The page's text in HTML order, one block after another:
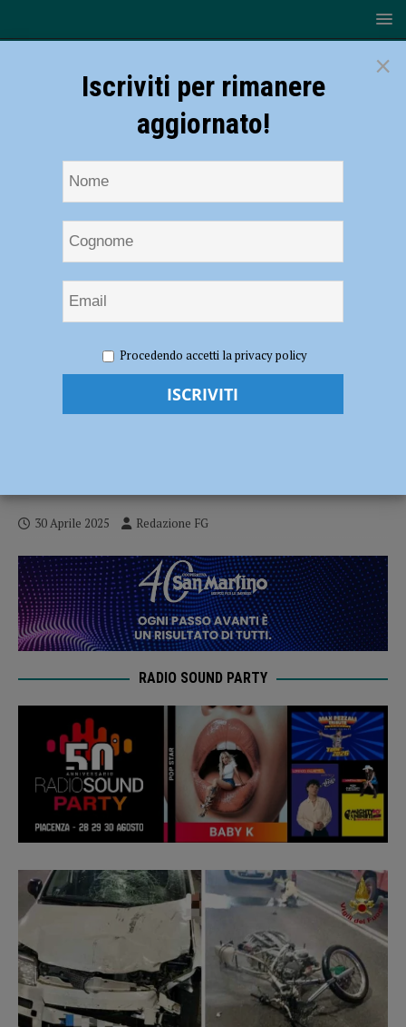
contro un’auto in galleria a Bobbio: la moto prende fuoco, grave il
centauro – FOTO
Schianto contro un’auto in galleria a
30 Aprile 2025 Redazione FG
RADIO SOUND PARTY
×
Iscriviti per rimanere
aggiornato!
Procedendo accetti la privacy policy